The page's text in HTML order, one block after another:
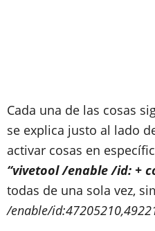
Cada una de las cosas
se explica justo al lado
activar cosas en
“vivetool /enable /id: +
todas de una sola vez,
/enable/